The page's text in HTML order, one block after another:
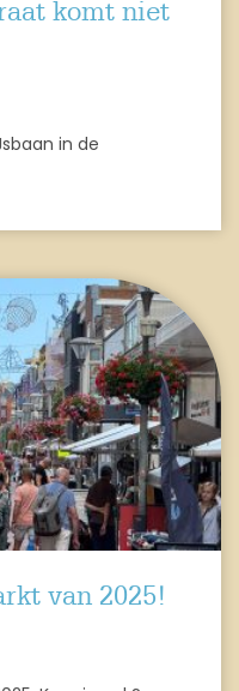
komt niet
in de
van 2025!